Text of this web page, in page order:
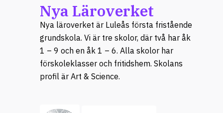
Nya Läroverket
Nya läroverket är Luleås första fristående
grundskola. Vi är tre skolor, där två har åk
1 – 9 och en åk 1 – 6. Alla skolor har
förskoleklasser och fritidshem. Skolans
profil är Art & Science.